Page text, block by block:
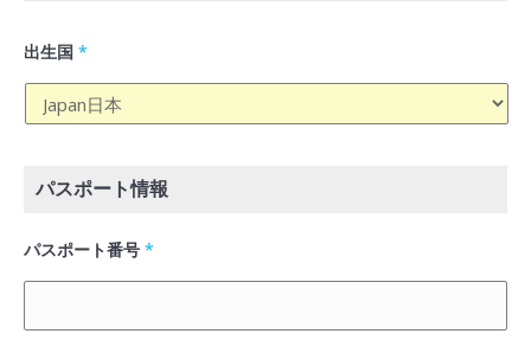
出生国 *
パスポート情報
パスポート番号 *